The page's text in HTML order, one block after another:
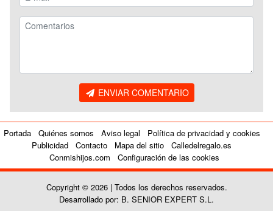
ENVIAR COMENTARIO
Portada Quiénes somos Aviso legal
Política de privacidad y cookies
Publicidad
Contacto Mapa del sitio
Calledelregalo.es
Conmishijos.com
Configuración de las cookies
Copyright © 2026 | Todos los derechos reservados.
Desarrollado por: B. SENIOR EXPERT S.L.